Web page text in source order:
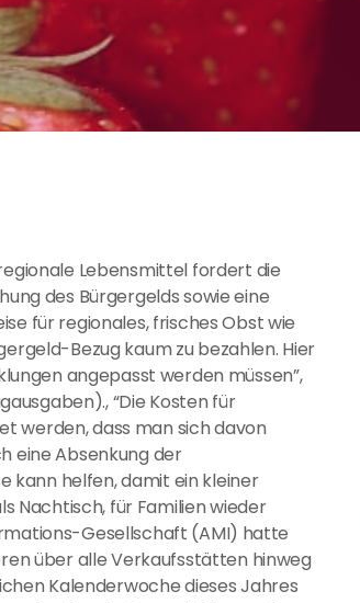
Lebensmittel fordert die
des Bürgergelds sowie eine
für regionales, frisches Obst wie
Bezug kaum zu bezahlen. Hier
angepasst werden müssen”,
“Die Kosten für
werden, dass man sich davon
eine Absenkung der
kann helfen, damit ein kleiner
Nachtisch, für Familien wieder
Gesellschaft (AMI) hatte
über alle Verkaufsstätten hinweg
Kalenderwoche dieses Jahres